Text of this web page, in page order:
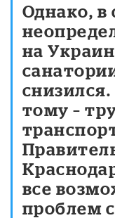
Однако, в
на
тому –
все
проблем